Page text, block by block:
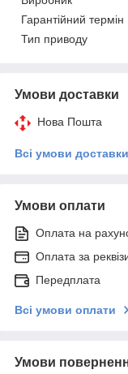
Гарантійний термін
Тип приводу
Умови доставки
Нова Пошта
Всі умови доставки
Умови оплати
Оплата на
Оплата за
Передплата
Всі умови оплати
Умови